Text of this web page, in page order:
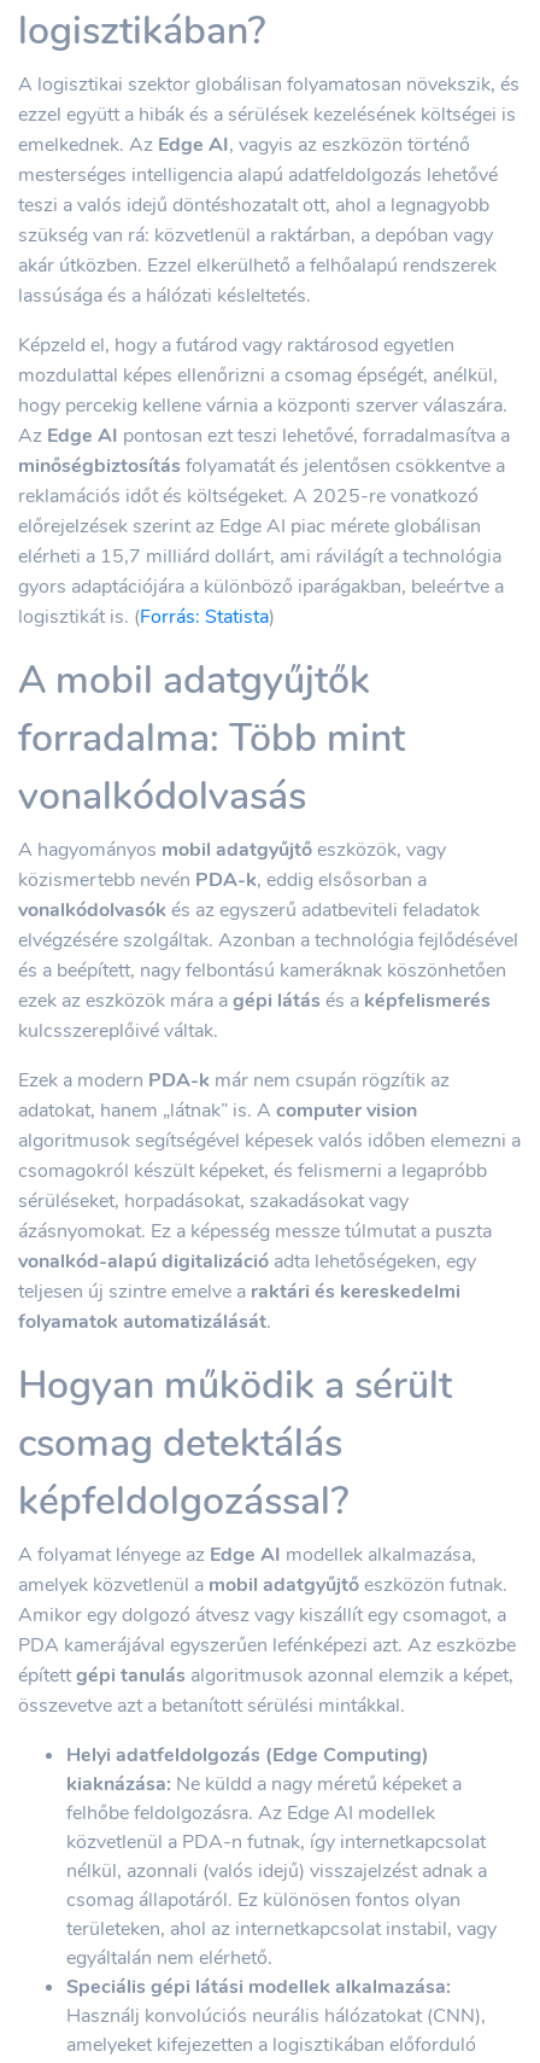
logisztikában?
A logisztikai szektor globálisan folyamatosan növekszik, és
ezzel együtt a hibák és a sérülések kezelésének költségei is
emelkednek. Az Edge AI, vagyis az eszközön történő
mesterséges intelligencia alapú adatfeldolgozás lehetővé
teszi a valós idejű döntéshozatalt ott, ahol a legnagyobb
szükség van rá: közvetlenül a raktárban, a depóban vagy
akár útközben. Ezzel elkerülhető a felhőalapú rendszerek
lassúsága és a hálózati késleltetés.
Képzeld el, hogy a futárod vagy raktárosod egyetlen
mozdulattal képes ellenőrizni a csomag épségét, anélkül,
hogy percekig kellene várnia a központi szerver válaszára.
Az Edge AI pontosan ezt teszi lehetővé, forradalmasítva a
minőségbiztosítás folyamatát és jelentősen csökkentve a
reklamációs időt és költségeket. A 2025-re vonatkozó
előrejelzések szerint az Edge AI piac mérete globálisan
elérheti a 15,7 milliárd dollárt, ami rávilágít a technológia
gyors adaptációjára a különböző iparágakban, beleértve a
logisztikát is. (Forrás: Statista)
A mobil adatgyűjtők
forradalma: Több mint
vonalkódolvasás
A hagyományos mobil adatgyűjtőeszközök, vagy
közismertebb nevén PDA-k, eddig elsősorban a
vonalkódolvasók és az egyszerű adatbeviteli feladatok
elvégzésére szolgáltak. Azonban a technológia fejlődésével
és a beépített, nagy felbontású kameráknak köszönhetően
ezek az eszközök mára agépi látás és a képfelismerés
kulcsszereplőivé váltak.
Ezek a modern PDA-k már nem csupán rögzítik az
adatokat, hanem „látnak” is. A computer vision
algoritmusok segítségével képesek valós időben elemezni a
csomagokról készült képeket, és felismerni a legapróbb
sérüléseket, horpadásokat, szakadásokat vagy
ázásnyomokat. Ez a képesség messze túlmutat a puszta
vonalkód-alapú digitalizáció adta lehetőségeken, egy
teljesen új szintre emelve a raktári és kereskedelmi
folyamatok automatizálását.
Hogyan működik a sérült
csomag detektálás
képfeldolgozással?
A folyamat lényege az Edge AI modellek alkalmazása,
amelyek közvetlenül a mobil adatgyűjtőeszközön futnak.
Amikor egy dolgozó átvesz vagy kiszállít egy csomagot, a
PDA kamerájával egyszerűen lefénképezi azt. Az eszközbe
építettgépi tanulás algoritmusok azonnal elemzik a képet,
összevetve azt a betanított sérülési mintákkal.
Helyi adatfeldolgozás (Edge Computing)
kiaknázása: Ne küldd a nagy méretű képeket a
felhőbe feldolgozásra. Az Edge AI modellek
közvetlenül a PDA-n futnak, így internetkapcsolat
nélkül, azonnali (valós idejű) visszajelzést adnak a
csomag állapotáról. Ez különösen fontos olyan
területeken, ahol az internetkapcsolat instabil, vagy
egyáltalán nem elérhető.
Speciális gépi látási modellek alkalmazása:
Használj konvolúciós neurális hálózatokat (CNN),
amelyeket kifejezetten a logisztikában előforduló